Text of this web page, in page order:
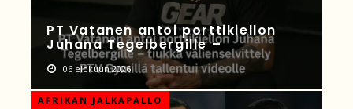
PT Vatanen antoi porttikiellon
Juhana Tegelbergille –
06 elokuun 2026
AFRIKAN JALKAPALLO